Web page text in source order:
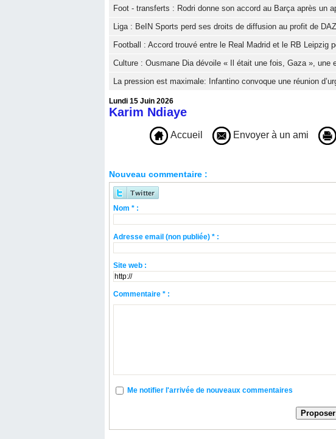
Foot - transferts : Rodri donne son accord au Barça après un
Liga : BeIN Sports perd ses droits de diffusion au profit de
Football : Accord trouvé entre le Real Madrid et le RB Leipzig
Culture : Ousmane Dia dévoile « Il était une fois, Gaza », une
La pression est maximale: Infantino convoque une réunion
Lundi 15 Juin 2026
Karim Ndiaye
Accueil Envoyer à un ami
Nouveau commentaire :
Nom * :
Adresse email (non publiée) * :
Site web :
Commentaire * :
Me notifier l'arrivée de nouveaux commentaires